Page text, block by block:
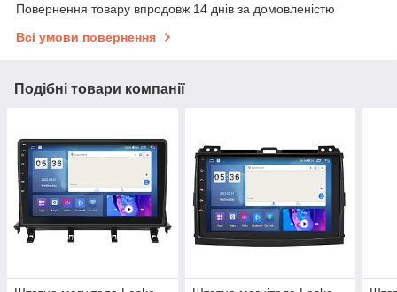
Повернення товару впродовж 14 днів за домовленістю
Всі умови повернення
Подібні товари компанії